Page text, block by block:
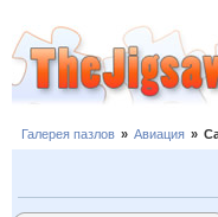
Галерея пазлов » Авиация »